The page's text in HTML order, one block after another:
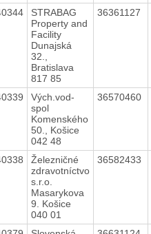
STRABAG
Property and
Facility
Dunajská
32.,
Bratislava
817 85
36361127
Vých.vod-
spol
Komenského
50., Košice
042 48
36570460
Železničné
zdravotníctvo
s.r.o.
Masarykova
9. Košice
040 01
36582433